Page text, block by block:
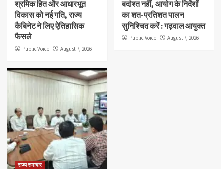
श्रमिक हित और आधारभूत
विकास को नई गति, राज्य
कैबिनेट ने लिए ऐतिहासिक
फैसले
Public Voice August 7, 2026
बर्दाश्त नहीं, आयोग के निर्देशों
का शत-प्रतिशत पालन
सुनिश्चित करें : गढ़वाल आयुक्त
Public Voice August 7, 2026
राज्य समाचार